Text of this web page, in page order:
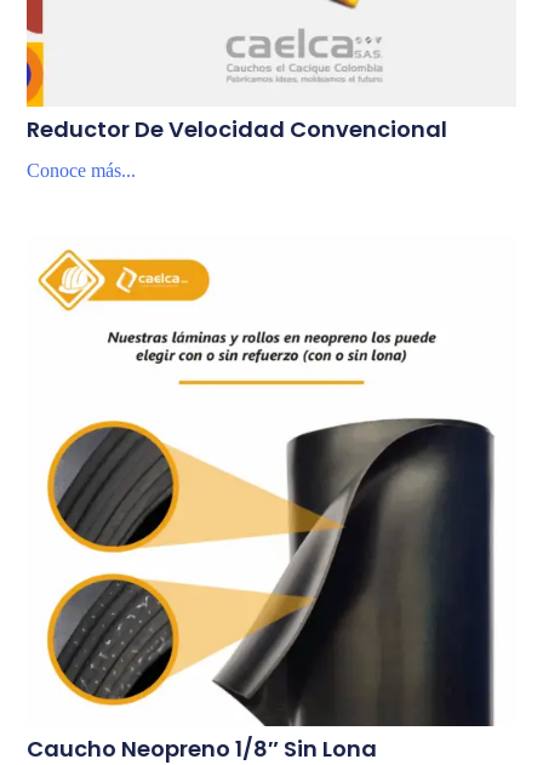
Reductor De Velocidad Convencional
Conoce más...
Caucho Neopreno 1/8″ Sin Lona